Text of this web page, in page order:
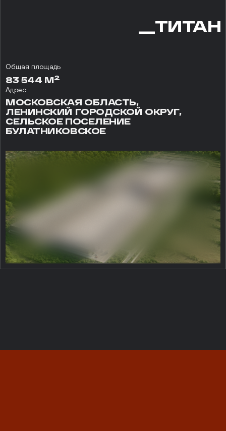
__ТИТАН
Общая площадь
83 544 М2
Адрес
МОСКОВСКАЯ ОБЛАСТЬ,
ЛЕНИНСКИЙ ГОРОДСКОЙ ОКРУГ,
СЕЛЬСКОЕ ПОСЕЛЕНИЕ
БУЛАТНИКОВСКОЕ